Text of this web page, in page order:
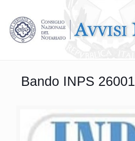
Bando INPS 26001